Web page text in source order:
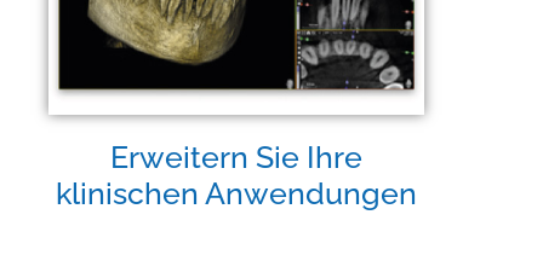
Erweitern Sie Ihre
klinischen Anwendungen